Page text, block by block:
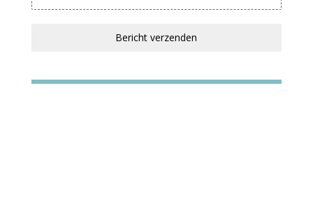
Bericht verzenden